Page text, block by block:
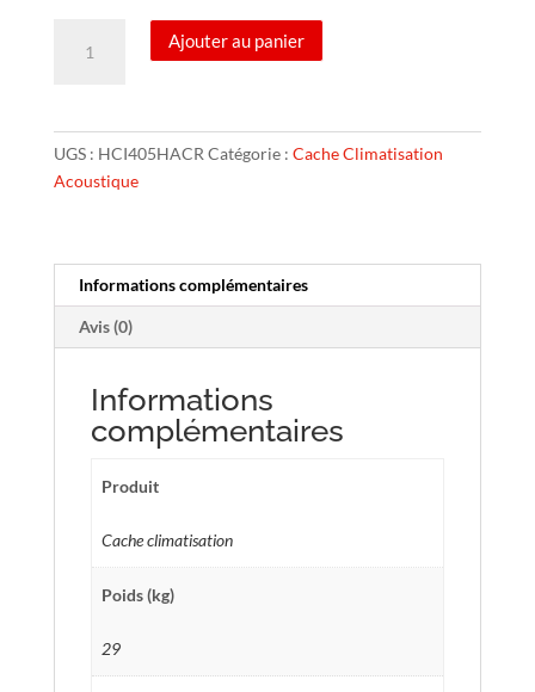
157
Ajouter au panier
UGS : HCI405HACRCatégorie : Cache Climatisation
Acoustique
Informations complémentaires
Avis (0)
Informations
complémentaires
Produit
Cache climatisation
Poids (kg)
29